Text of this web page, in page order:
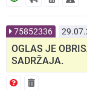
75852336
OGLAS JE
SADRŽAJA.